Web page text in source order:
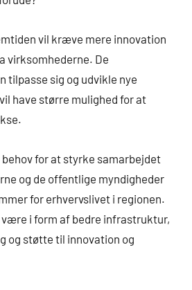
vil kræve mere innovation
virksomhederne. De
tilpasse sig og udvikle nye
have større mulighed for at
for at styrke samarbejdet
og de offentlige myndigheder
for erhvervslivet i regionen.
i form af bedre infrastruktur,
og støtte til innovation og